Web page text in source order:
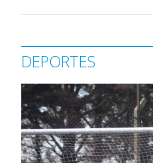
DEPORTES